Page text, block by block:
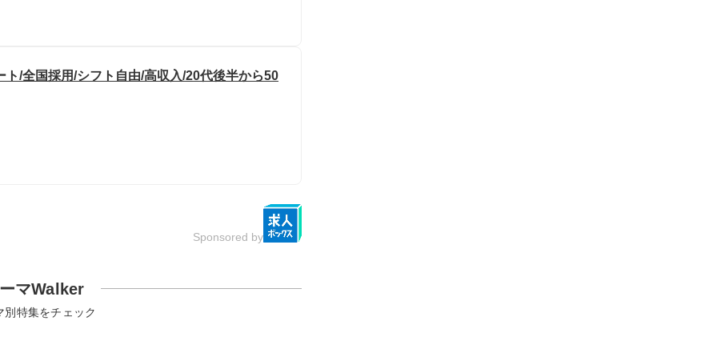
/全国採用/シフト自由/高収入/20代後半から50
Sponsored by
マWalker
別特集をチェック